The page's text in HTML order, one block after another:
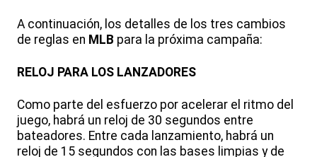
A continuación, los detalles de los tres cambios
de reglas en MLB para la próxima campaña:
RELOJ PARA LOS LANZADORES
Como parte del esfuerzo por acelerar el ritmo del
juego, habrá un reloj de 30 segundos entre
bateadores. Entre cada lanzamiento, habrá un
reloj de 15 segundos con las bases limpias y de